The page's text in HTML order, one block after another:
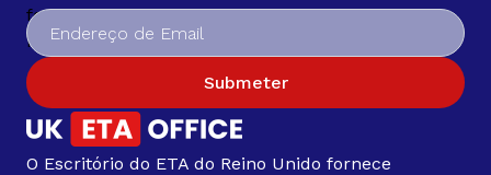
Submeter
O Escritório do ETA do Reino Unido fornece